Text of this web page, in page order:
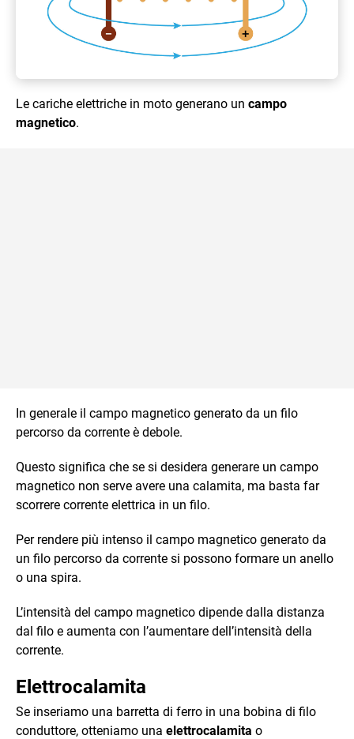
Le cariche elettriche in moto generano un campo
magnetico.
In generale il campo magnetico generato da un filo
percorso da corrente è debole.
Questo significa che se si desidera generare un campo
magnetico non serve avere una calamita, ma basta far
scorrere corrente elettrica in un filo.
Per rendere più intenso il campo magnetico generato da
un filo percorso da corrente si possono formare un anello
o una spira.
L’intensità del campo magnetico dipende dalla distanza
dal filo e aumenta con l’aumentare dell’intensità della
corrente.
Elettrocalamita
Se inseriamo una barretta di ferro in una bobina di filo
conduttore, otteniamo una elettrocalamita o